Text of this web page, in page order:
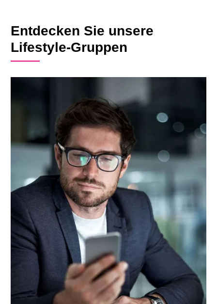
Entdecken Sie unsere
Lifestyle-Gruppen